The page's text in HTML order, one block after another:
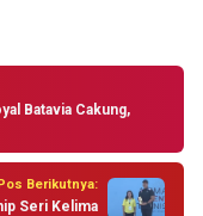
Batavia Cakung,
Berikutnya:
Seri Kelima